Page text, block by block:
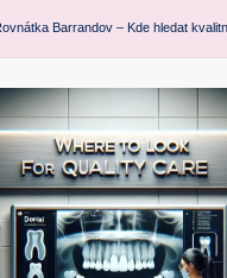
Barrandov – Kde hledat